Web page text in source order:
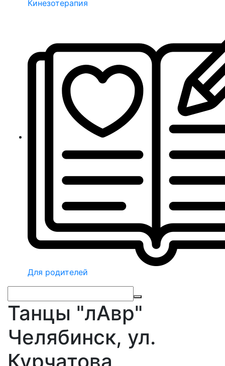
Кинезотерапия
Для родителей
Танцы "лАвр"
Челябинск, ул.